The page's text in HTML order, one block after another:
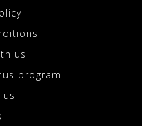
us
program